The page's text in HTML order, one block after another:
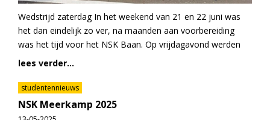
Wedstrijd zaterdag In het weekend van 21 en 22 juni was
het dan eindelijk zo ver, na maanden aan voorbereiding
was het tijd voor het NSK Baan. Op vrijdagavond werden
lees verder...
studentennieuws
NSK Meerkamp 2025